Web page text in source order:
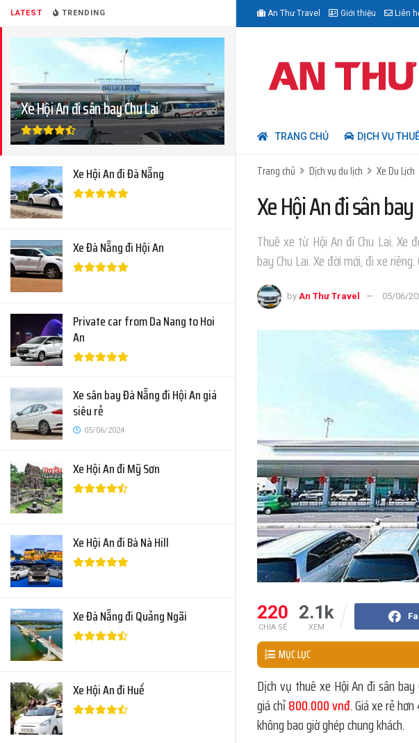
LATEST TRENDING
Xe Hội An đi sân bay Chu Lai
Xe Hội An đi Đà Nẵng
Xe Đà Nẵng đi Hội An
Private car from Da Nang to Hoi
An
Xe sân bay Đà Nẵng đi Hội An giá
siêu rẻ
05/06/2024
Xe Hội An đi Mỹ Sơn
Xe Hội An đi Bà Nà Hill
Xe Đà Nẵng đi Quảng Ngãi
Xe Hội An đi Huế
An Thư Travel Giới thiệu Liên
TRANG CHỦ DỊCH VỤ
Trang chủ Dịch vụ du lịch Xe Du Lịch
Xe Hội An đi sân bay
Thuê xe từ Hội An đi Chu Lai. Xe
bay Chu Lai. Xe đời mới, đi xe
by An Thư Travel 05/06/
220
CHIA SẺ
2.1k
XEM
MỤC LỤC
Dịch vụ thuê xe Hội An đi sân
giá chỉ800.000 vnđ. Giá xe rẻ
không bao giờ ghép chung khách.